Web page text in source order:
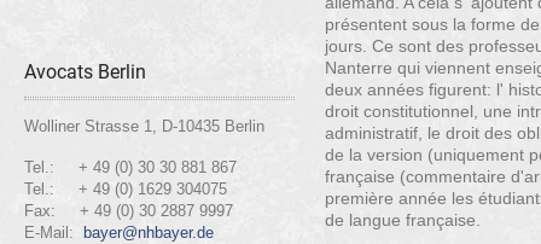
Avocats Berlin
Wolliner Strasse 1, D-10435 Berlin
Tel.: + 49 (0) 30 30 881 867
Tel.: + 49 (0) 1629 304075
Fax: + 49 (0) 30 2887 9997
E-Mail:
bayer@nhbayer.de
présentent sous la forme
jours. Ce sont des
Nanterre qui viennent
deux années figurent: l'
droit constitutionnel, une
administratif, le droit des
de la version (uniquement
française (commentaire
première année les
de langue française.